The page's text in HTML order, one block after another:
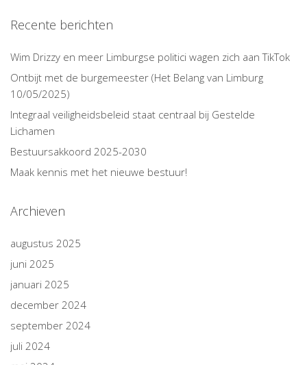
Recente berichten
Wim Drizzy en meer Limburgse politici wagen zich aan TikTok
Ontbijt met de burgemeester (Het Belang van Limburg
10/05/2025)
Integraal veiligheidsbeleid staat centraal bij Gestelde
Lichamen
Bestuursakkoord 2025-2030
Maak kennis met het nieuwe bestuur!
Archieven
augustus 2025
juni 2025
januari 2025
december 2024
september 2024
juli 2024